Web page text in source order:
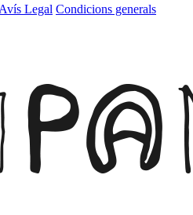
Avís Legal Condicions generals